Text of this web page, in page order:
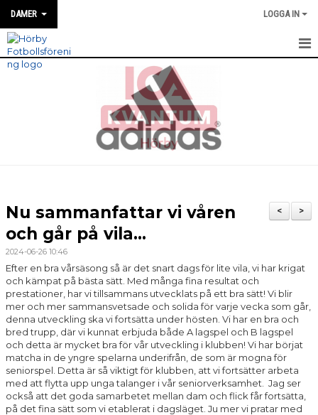
DAMER LOGGA IN
HEM
MATCH INFO / REFERAT
KALENDER
BILDGALLERI
DOKUMENT
KONTAKT
MATCHER
>
<
Nu sammanfattar vi våren
och går på vila...
2024-06-26 10:46
Efter en bra vårsäsong så är det snart dags för lite vila, vi har krigat
och kämpat på bästa sätt. Med många fina resultat och
prestationer, har vi tillsammans utvecklats på ett bra sätt! Vi blir
mer och mer sammansvetsade och solida för varje vecka som går,
denna utveckling ska vi fortsätta under hösten. Vi har en bra och
bred trupp, där vi kunnat erbjuda både A lagspel och B lagspel
och detta är mycket bra för vår utveckling i klubben! Vi har börjat
matcha in de yngre spelarna underifrån, de som är mogna för
seniorspel. Detta är så viktigt för klubben, att vi fortsätter arbeta
med att flytta upp unga talanger i vår seniorverksamhet. Jag ser
också att det goda samarbetet mellan dam och flick får fortsätta,
på det fina sätt som vi etablerat i dagsläget. Ju mer vi pratar med